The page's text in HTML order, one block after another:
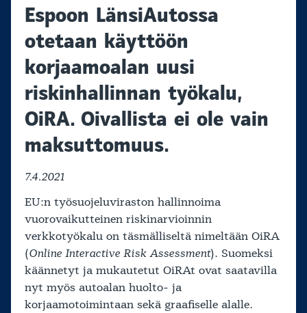
Espoon LänsiAutossa
otetaan käyttöön
korjaamoalan uusi
riskinhallinnan työkalu,
OiRA. Oivallista ei ole vain
maksuttomuus.
7.4.2021
EU:n työsuojeluviraston hallinnoima
vuorovaikutteinen riskinarvioinnin
verkkotyökalu on täsmälliseltä nimeltään OiRA
(Online Interactive Risk Assessment). Suomeksi
käännetyt ja mukautetut OiRAt ovat saatavilla
nyt myös autoalan huolto- ja
korjaamotoimintaan sekä graafiselle alalle.